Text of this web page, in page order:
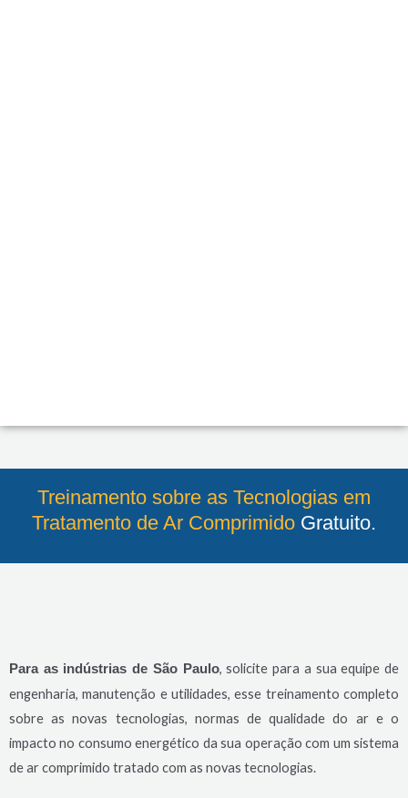
Treinamento sobre as Tecnologias em
Tratamento de Ar Comprimido​ Gratuito.
Para as indústrias de São Paulo, solicite para a sua equipe de
engenharia, manutenção e utilidades, esse treinamento completo
sobre as novas tecnologias, normas de qualidade do ar e o
impacto no consumo energético da sua operação com um sistema
de ar comprimido tratado com as novas tecnologias.